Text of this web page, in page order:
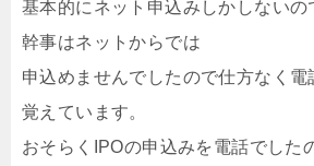
基本的にネット申込みしかしないの
幹事はネットからでは
申込めませんでしたので仕方なく電
覚えています。
おそらくIPOの申込みを電話でした